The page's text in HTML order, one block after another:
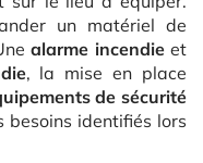
un matériel de
alarme incendieet
, la mise en place
de sécurité
besoins identifiés lors